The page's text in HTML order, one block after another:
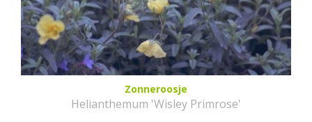
Zonneroosje
Helianthemum 'Wisley Primrose'